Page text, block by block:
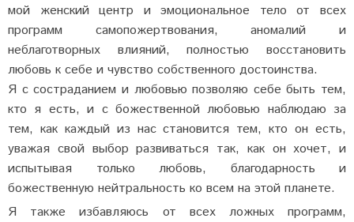
мой женский центр и эмоциональное тело от всех
программ самопожертвования, аномалий и
неблаготворных влияний, полностью восстановить
любовь к себе и чувство собственного достоинства.
Я с состраданием и любовью позволяю себе быть тем,
кто я есть, и с божественной любовью наблюдаю за
тем, как каждый из нас становится тем, кто он есть,
уважая свой выбор развиваться так, как он хочет, и
испытывая только любовь, благодарность и
божественную нейтральность ко всем на этой планете.
Я также избавляюсь от всех ложных программ,